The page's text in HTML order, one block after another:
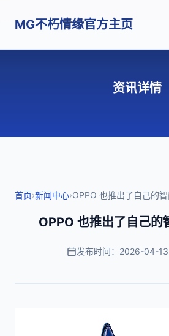
MG不朽情缘官方主页
资讯详情
首页›新闻中心›OPPO 也推出了自己的
OPPO 也推出了自己的
发布时间：2026-04-